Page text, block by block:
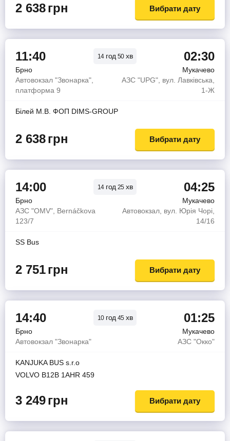
2 638грн Вибрати дату
11:40 14 год 50 хв 02:30
Брно
Мукачево
Автовокзал "Звонарка",
платформа 9
АЗС "UPG", вул. Лавківська,
1-Ж
Бiлей М.В. ФОП DIMS-GROUP
2 638грн Вибрати дату
14:00 14 год 25 хв 04:25
Брно
Мукачево
АЗС "OMV", Bernáčkova
123/7
Автовокзал, вул. Юрія Чорі,
14/16
SS Bus
2 751грн Вибрати дату
14:40 10 год 45 хв 01:25
Брно
Мукачево
Автовокзал "Звонарка"
АЗС "Окко"
KANJUKA BUS s.r.o
VOLVO B12B 1AHR 459
3 249грн Вибрати дату